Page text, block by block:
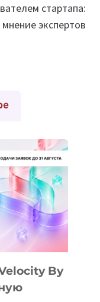
стартапа:
мнение экспертов
By